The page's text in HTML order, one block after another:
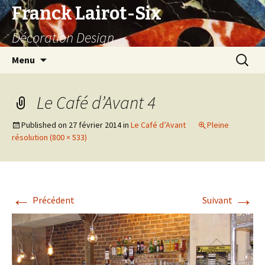
Franck Lairot-Six
Décoration Design
Menu
Le Café d’Avant 4
Published on 27 février 2014in Le Café d’Avant
Pleine
résolution (800 × 533)
← Précédent Suivant →